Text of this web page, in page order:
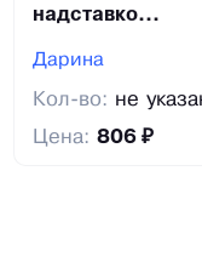
надставко...
Дарина
Кол-во: не
Цена: 806 ₽